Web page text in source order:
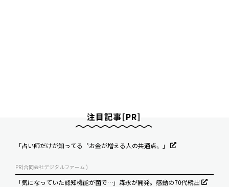
注目記事[PR]
「占い師だけが知ってる〝お金が増える人の共通点〟」
PR(合同会社デジタルファーム )
「気になっていた認知機能が菌で…」森永が開発。感動の70代続出